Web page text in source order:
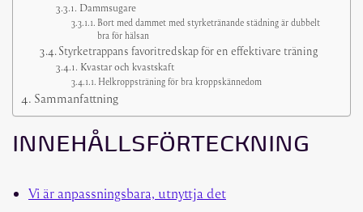
Dammsugare
Bort med dammet med styrketränande städning är dubbelt
bra för hälsan
Styrketrappans favoritredskap för en effektivare träning
Kvastar och kvastskaft
Helkroppsträning för bra kroppskännedom
Sammanfattning
INNEHÅLLSFÖRTECKNING
Vi är anpassningsbara, utnyttja det